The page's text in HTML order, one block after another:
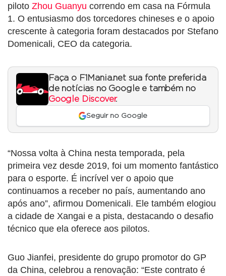
piloto Zhou Guanyu correndo em casa na Fórmula
1. O entusiasmo dos torcedores chineses e o apoio
crescente à categoria foram destacados por Stefano
Domenicali, CEO da categoria.
Faça o F1Mania.net sua fonte preferida
de notícias no Google e também no
Google Discover.
Seguir no Google
“Nossa volta à China nesta temporada, pela
primeira vez desde 2019, foi um momento fantástico
para o esporte. É incrível ver o apoio que
continuamos a receber no país, aumentando ano
após ano”, afirmou Domenicali. Ele também elogiou
a cidade de Xangai e a pista, destacando o desafio
técnico que ela oferece aos pilotos.
Guo Jianfei, presidente do grupo promotor do GP
da China, celebrou a renovação: “Este contrato é